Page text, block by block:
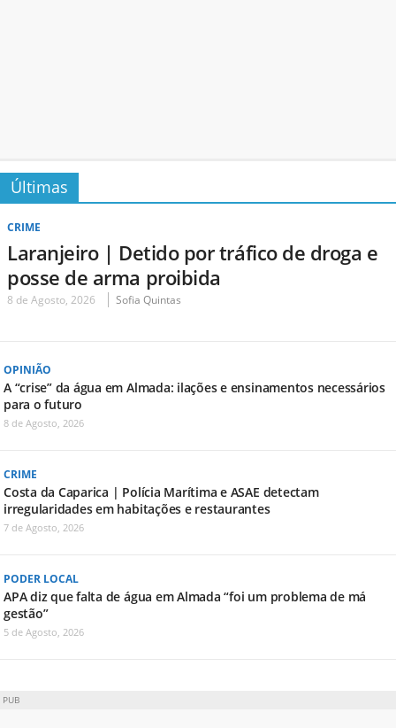
Últimas
CRIME
Laranjeiro | Detido por tráfico de droga e
posse de arma proibida
8 de Agosto, 2026 Sofia Quintas
OPINIÃO
A “crise” da água em Almada: ilações e ensinamentos necessários
para o futuro
8 de Agosto, 2026
CRIME
Costa da Caparica | Polícia Marítima e ASAE detectam
irregularidades em habitações e restaurantes
7 de Agosto, 2026
PODER LOCAL
APA diz que falta de água em Almada “foi um problema de má
gestão”
5 de Agosto, 2026
PUB